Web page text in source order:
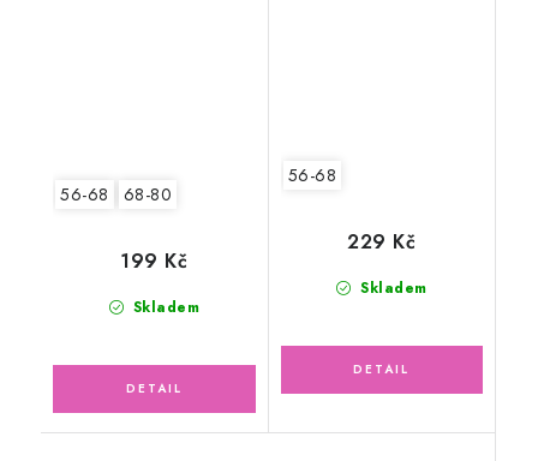
56-68 68-80
Skladem
199 Kč
56-68
Skladem
229 Kč